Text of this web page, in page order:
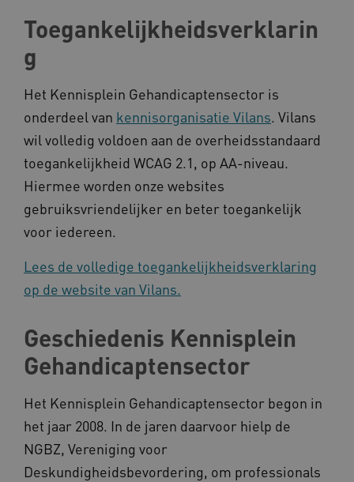
Toegankelijkheidsverklarin
g
Het Kennisplein Gehandicaptensector is
onderdeel van kennisorganisatie Vilans . Vilans
wil volledig voldoen aan de overheidsstandaard
toegankelijkheid WCAG 2.1, op AA-niveau.
Hiermee worden onze websites
gebruiksvriendelijker en beter toegankelijk
voor iedereen.
Lees de volledige toegankelijkheidsverklaring
op de website van Vilans.
Geschiedenis Kennisplein
Gehandicaptensector
Het Kennisplein Gehandicaptensector begon in
het jaar 2008. In de jaren daarvoor hielp de
NGBZ, Vereniging voor
Deskundigheidsbevordering, om professionals
ARRAffinity
Microsoft Corporation
.www.kennispleingehandicaptensector.nl
CookieScriptConsent
CookieScript
www.kennispleingehandicaptensector.nl
vilans.blueconic.net
AWSALBCORS